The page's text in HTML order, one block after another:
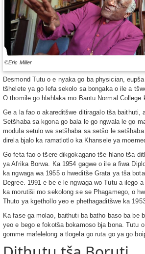
©Eric Miller
Desmond Tutu o e nyaka go ba physician,
tšhelete ya go lefa sekolo sa bongaka o ile a
O thomile go hlahlaka mo Bantu Normal College
Ge a la fao o akareditšwe ditiragalo tša baithuti,
Setšhaba sa kgona go bala le go ngwala le go
modula setulo wa setšhaba sa setšo le
direla bjalo ka ramatlotlo ka Khansele ya
Go feta fao o tšere dikgokagano tše hlano tša
ya Afrika Borwa. Ka 1954 gagwe o ile a fiwa
ka ngwaga wa 1955 o hweditše Grata ya tša
Degree. 1991 e be e le ngwaga wo Tutu a ilego
ka morutiši mo sekolong se se Phagamego, o
Thuto ya kgethollo yeo e phethagaditšwe ka
Ka fase ga molao, baithuti ba batho baso ba be
yeo e bego e fokotša bokamoso bja bona. Tutu
gomme mafelelong a tlogela go ruta go ya go